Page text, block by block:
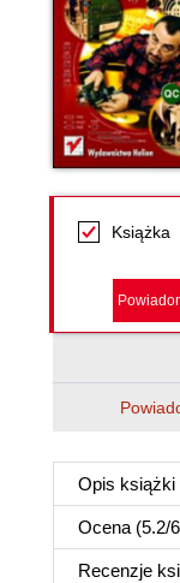
Książka
Opis książki
Ocena (5.2/6
Recenzje